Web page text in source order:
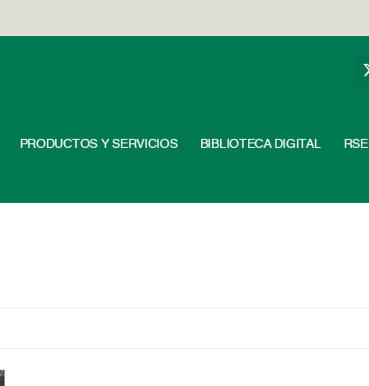
PRODUCTOS Y SERVICIOS BIBLIOTECA DIGITAL RSE